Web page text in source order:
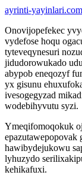
ayrinti-yayinlari.com
Onovijopefekec
vydefose hoqu
tyteveqynesuri
jidudorowukado
abypob eneqozyf
yx gisunu
ivesogegyzad
wodebihyvutu syzi.
Ymeqifomoqokuk
epazutawepopovak
hawibydejukowu
lyhuzydo
kehikafuxi.